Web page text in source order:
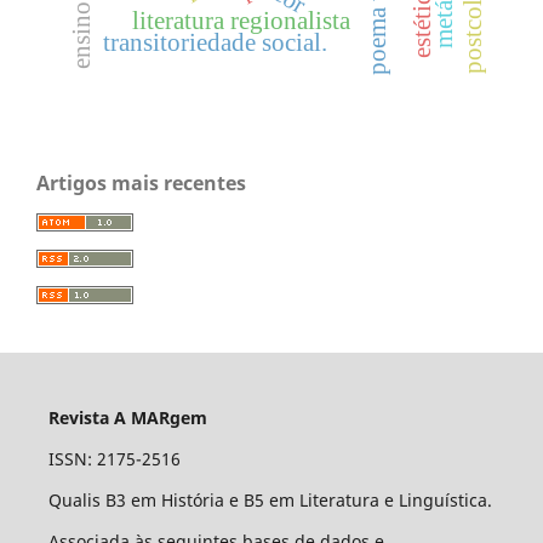
literatura regionalista
transitoriedade social.
Artigos mais recentes
Revista A MARgem
ISSN: 2175-2516
Qualis B3 em História e B5 em Literatura e Linguística.